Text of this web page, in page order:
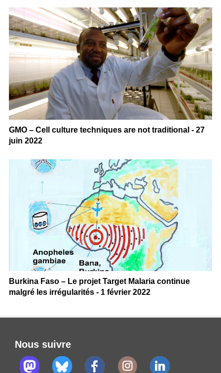
GMO – Cell culture techniques are not traditional - 27
juin 2022
Burkina Faso – Le projet Target Malaria continue
malgré les irrégularités - 1 février 2022
Nous suivre